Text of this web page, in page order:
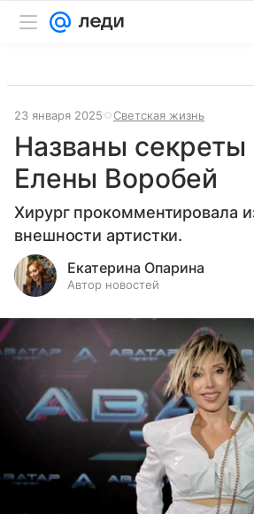
23 января 2025 Светская жизнь
Названы секреты
Елены Воробей
Хирург прокомментировала
внешности артистки.
Екатерина Опарина
Автор новостей